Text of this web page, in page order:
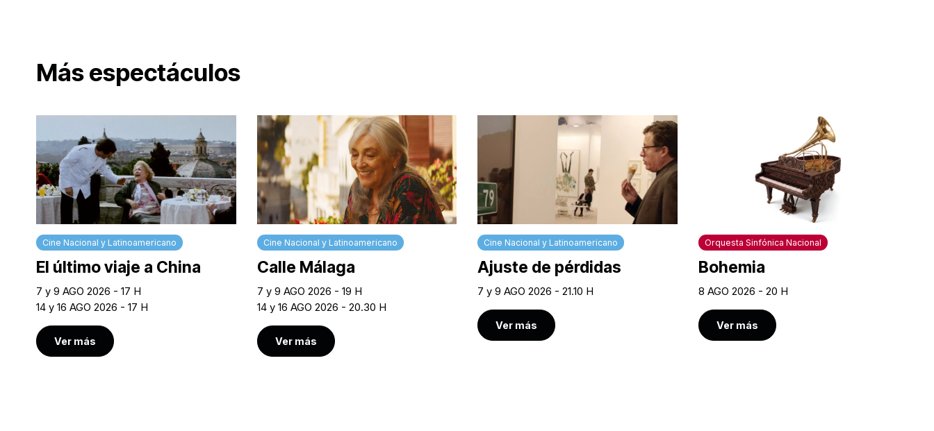
Más espectáculos
Cine Nacional y Latinoamericano
El último viaje a China
7 y 9 AGO 2026 - 17 H
14 y 16 AGO 2026 - 17 H
Ver más
Cine Nacional y Latinoamericano
Calle Málaga
7 y 9 AGO 2026 - 19 H
14 y 16 AGO 2026 - 20.30 H
Ver más
Cine Nacional y Latinoamericano
Ajuste de pérdidas
7 y 9 AGO 2026 - 21.10 H
Ver más
Orquesta Sinfónica Nacional
Bohemia
8 AGO 2026 - 20 H
Ver más